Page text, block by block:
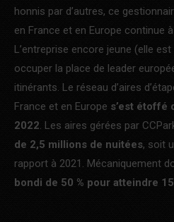
honnis par d’autres, ce
en France et en Europe continue
L’entreprise encore jeune (elle
occuper la place de leader
itinérants. Le réseau d’aires
France et en Europe s’est étoffé
2022. Les aires gérées par
de 2,5 millions de nuitées, soit
rapport à 2021. Mécaniquement
bondi de 50 % pour atteindre